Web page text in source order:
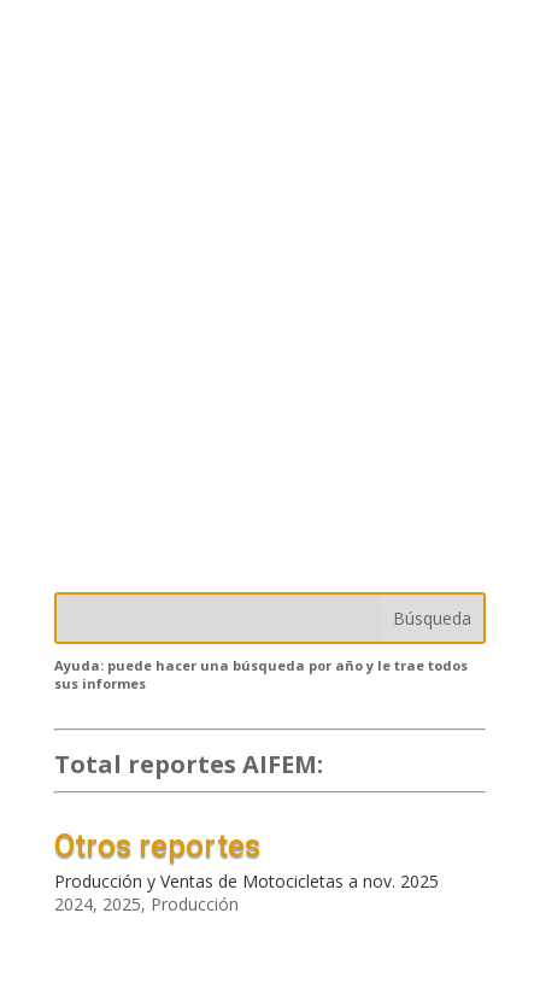
Ayuda: puede hacer una búsqueda por año y le trae todos
sus informes
Total reportes AIFEM:
Otros reportes
Producción y Ventas de Motocicletas a nov. 2025
2024, 2025, Producción